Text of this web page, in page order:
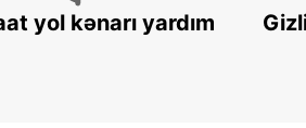
yol kənarı yardım